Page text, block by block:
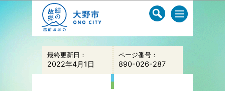
このページの本文へ移動
最終更新日：
2022年4月1日
ページ番号：
890-026-287